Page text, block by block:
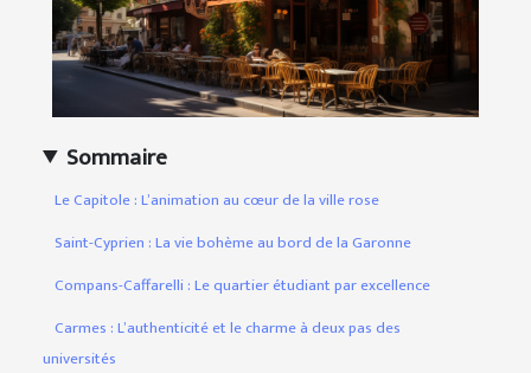
Sommaire
Le Capitole : L’animation au cœur de la ville rose
Saint-Cyprien : La vie bohème au bord de la Garonne
Compans-Caffarelli : Le quartier étudiant par excellence
Carmes : L’authenticité et le charme à deux pas des
universités